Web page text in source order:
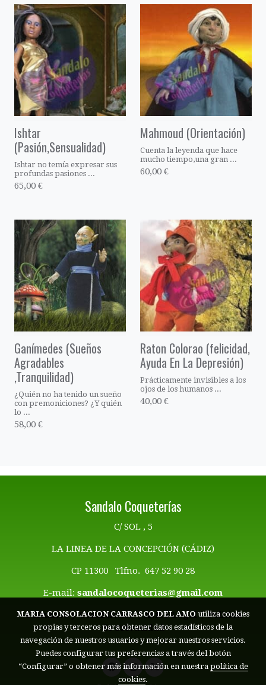
Ishtar
(Pasión,Sensualidad)
Ishtar no temía expresar sus
profundas pasiones ...
65,00 €
Mahmoud (Orientación)
Cuenta la leyenda que hace
mucho tiempo,una gran ...
60,00 €
Ganímedes (Sueños
Agradables
,Tranquilidad)
¿Quién no ha tenido un sueño
con premoniciones? ¿Y quién
lo ...
58,00 €
Raton Colorao (felicidad,
Ayuda En La Depresión)
Prácticamente invisibles a los
ojos de los humanos ...
40,00 €
Sandalo Coqueterías
C/ SOL , 5
LA LINEA DE LA CONCEPCIÓN (CÁDIZ)
CP 11300 Tlfno. 647 52 90 28
E-mail: sandalocoqueterias@gmail.com
Términos y Condiciones | Aviso Legal |Politica
de Privacidad
MARIA CONSOLACION CARRASCO DEL AMO utiliza cookies
propias y terceros para obtener datos estadísticos de la
navegación de nuestros usuarios y mejorar nuestros servicios.
Puedes configurar tus preferencias a través del botón
“Configurar” o obtener más información en nuestra política de
cookies.